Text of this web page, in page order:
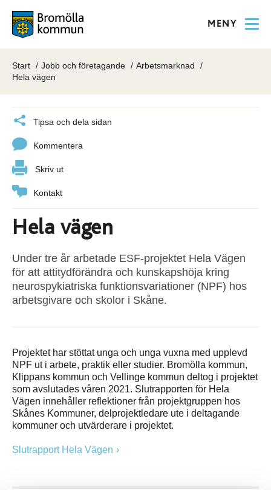
MENY
Start Jobb och företagande
Arbetsmarknad
Hela vägen
Tipsa och dela sidan
Kommentera
Skriv ut
Kontakt
Hela vägen
Under tre år arbetade ESF-projektet Hela Vägen
för att attitydförändra och kunskapshöja kring
neurospykiatriska funktionsvariationer (NPF) hos
arbetsgivare och skolor i Skåne.
Projektet har stöttat unga och unga vuxna med upplevd
NPF ut i arbete, praktik eller studier. Bromölla kommun,
Klippans kommun och Vellinge kommun deltog i projektet
som avslutades våren 2021. Slutrapporten för Hela
Vägen innehåller reflektioner från projektgruppen hos
Skånes Kommuner, delprojektledare ute i deltagande
kommuner och utvärderare i projektet.
Slutrapport Hela Vägen